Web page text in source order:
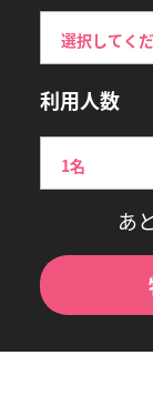
利用人数
あ